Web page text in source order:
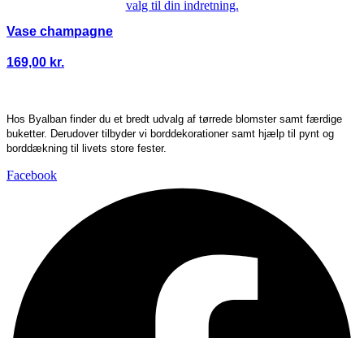
Vase champagne
169,00 kr.
Hos Byalban finder du et bredt udvalg af tørrede blomster samt færdige
buketter. Derudover tilbyder vi borddekorationer samt hjælp til pynt og
borddækning til livets store fester.
Facebook